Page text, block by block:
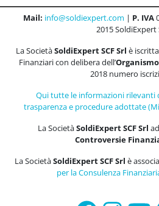
Mail: info@soldiexpert.com | P. IVA
2015 SoldiExpert
La SocietàSoldiExpert SCF Srl è
Finanziari con delibera dell’Organismo
2018 numero
Qui tutte le informazioni rilevanti
trasparenza e procedure adottate
La SocietàSoldiExpert SCF Srl
Controversie
La SocietàSoldiExpert SCF Srl è
per la Consulenza